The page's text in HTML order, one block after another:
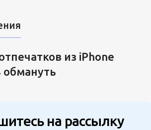
из iPhone
обмануть
на рассылку